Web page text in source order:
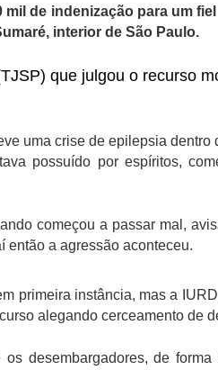
mil de indenização para um
interior de São Paulo.
que julgou o recurso
uma crise de epilepsia dentro
possuído por espíritos,
começou a passar mal,
então a agressão aconteceu.
primeira instância, mas a
alegando cerceamento de
desembargadores, de forma